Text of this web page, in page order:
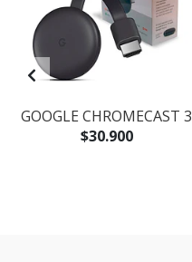
GOOGLE CHROMECAST 3
$30.900